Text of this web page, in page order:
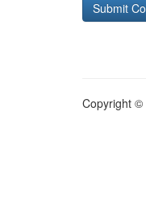
Copyright ©